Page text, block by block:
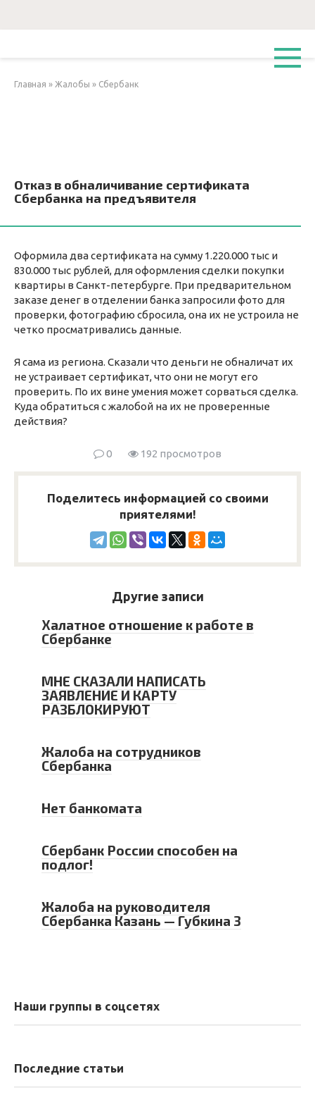
Главная » Жалобы » Сбербанк
Отказ в обналичивание сертификата
Сбербанка на предъявителя
Оформила два сертификата на сумму 1.220.000 тыс и
830.000 тыс рублей, для оформления сделки покупки
квартиры в Санкт-петербурге. При предварительном
заказе денег в отделении банка запросили фото для
проверки, фотографию сбросила, она их не устроила не
четко просматривались данные.
Я сама из региона. Сказали что деньги не обналичат их
не устраивает сертификат, что они не могут его
проверить. По их вине умения может сорваться сделка.
Куда обратиться с жалобой на их не проверенные
действия?
0 192 просмотров
Поделитесь информацией со своими
приятелями!
Другие записи
Халатное отношение к работе в
Сбербанке
МНЕ СКАЗАЛИ НАПИСАТЬ
ЗАЯВЛЕНИЕ И КАРТУ
РАЗБЛОКИРУЮТ
Жалоба на сотрудников
Сбербанка
Нет банкомата
Сбербанк России способен на
подлог!
Жалоба на руководителя
Сбербанка Казань — Губкина 3
Наши группы в соцсетях
Последние статьи